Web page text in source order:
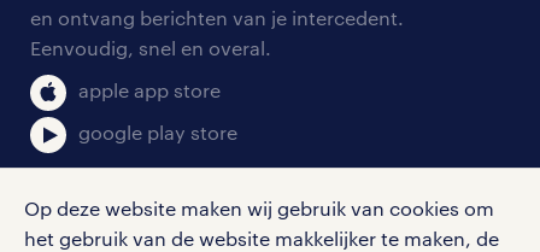
Op deze website maken wij gebruik van cookies om
het gebruik van de website makkelijker te maken, de
doktersassistent vacatures in regio
hoofddorp
Geen passende doktersassistent
Misschien heb je meer geluk in andere
salarischecker
bruto-netto calculator
pers
klachten en misstanden
en ontvang berichten van je intercedent.
Eenvoudig, snel en overal.
apple app store
google play store